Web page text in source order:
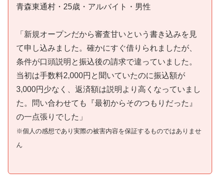
青森東通村・25歳・アルバイト・男性
「新規オープンだから審査甘いという書き込みを見
て申し込みました。確かにすぐ借りられましたが、
条件が口頭説明と振込後の請求で違っていました。
当初は手数料2,000円と聞いていたのに振込額が
3,000円少なく、返済額は説明より高くなっていまし
た。問い合わせても『最初からそのつもりだった』
の一点張りでした」
※個人の感想であり実際の被害内容を保証するものではありませ
ん